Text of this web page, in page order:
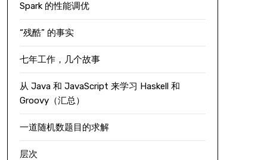
Spark 的性能调优
“残酷” 的事实
七年工作，几个故事
从 Java 和 JavaScript 来学习 Haskell 和
Groovy（汇总）
一道随机数题目的求解
层次